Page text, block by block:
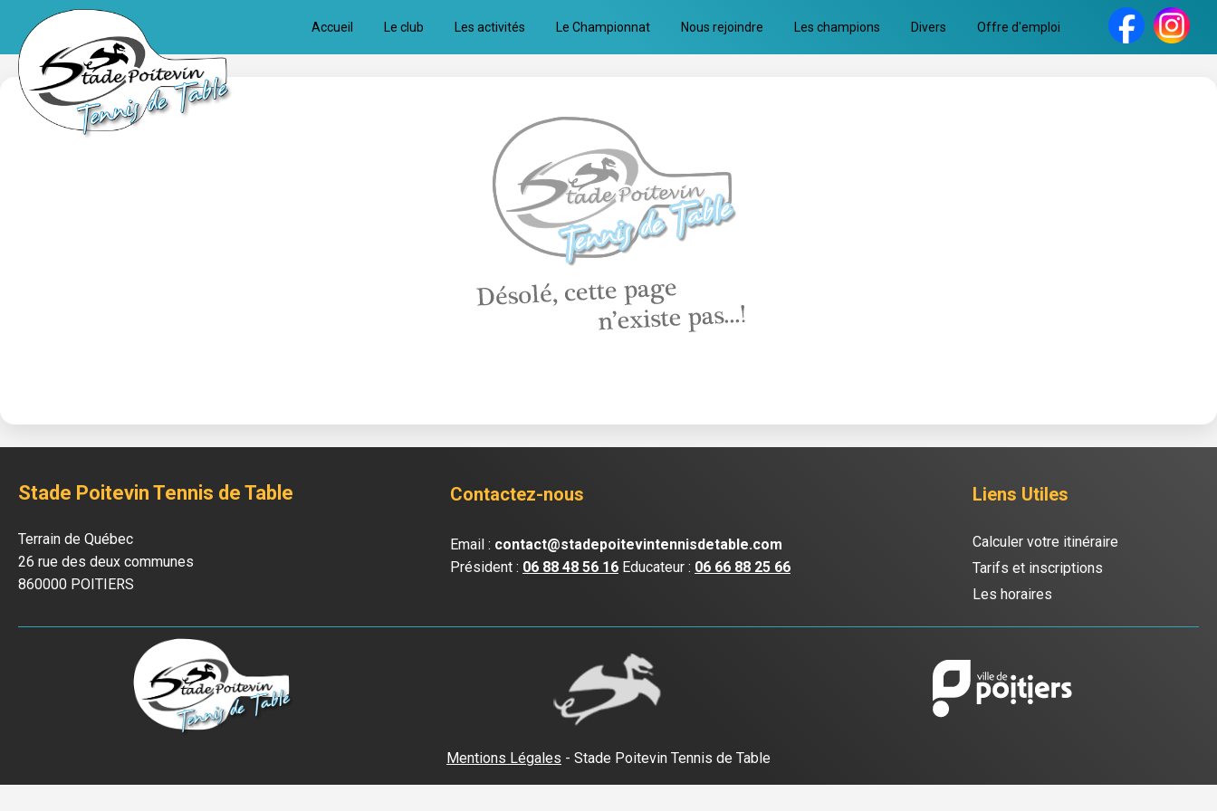
Accueil Le club Les activités Le Championnat Nous rejoindre Les champions Divers Offre d'emploi
Stade Poitevin Tennis de Table
Terrain de Québec
26 rue des deux communes
860000 POITIERS
Contactez-nous
Email : contact@stadepoitevintennisdetable.com
Président : 06 88 48 56 16 Educateur : 06 66 88 25 66
Liens Utiles
Calculer votre itinéraire
Tarifs et inscriptions
Les horaires
Mentions Légales - Stade Poitevin Tennis de Table
Panneau de gestion des cookies